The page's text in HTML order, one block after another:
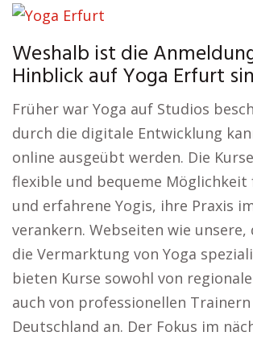
Weshalb ist die
Hinblick auf Yoga Erfurt
Früher war Yoga auf Studios
durch die digitale Entwicklung
online ausgeübt werden. Die
flexible und bequeme
und erfahrene Yogis, ihre Praxis
verankern. Webseiten wie unsere,
die Vermarktung von Yoga
bieten Kurse sowohl von
auch von professionellen Trainern
Deutschland an. Der Fokus im